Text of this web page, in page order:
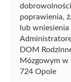
poprawienia,
lub
DOM
Mózgowym w
724 Opole